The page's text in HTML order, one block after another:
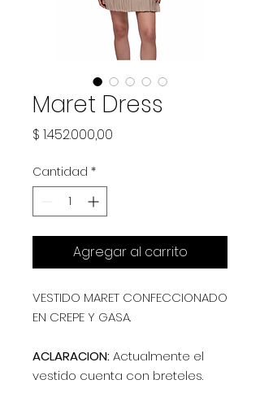
Maret Dress
$ 1.452.000,00
Cantidad *
Agregar al carrito
VESTIDO MARET CONFECCIONADO
EN CREPE Y GASA.
ACLARACION:Actualmente el
vestido cuenta con breteles.